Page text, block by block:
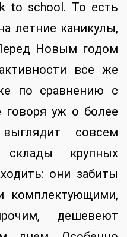
to school. То есть
летние каникулы,
Новым годом
все же
по сравнению с
говоря уж о более
совсем
склады крупных
они забиты
комплектующими,
дешевеют